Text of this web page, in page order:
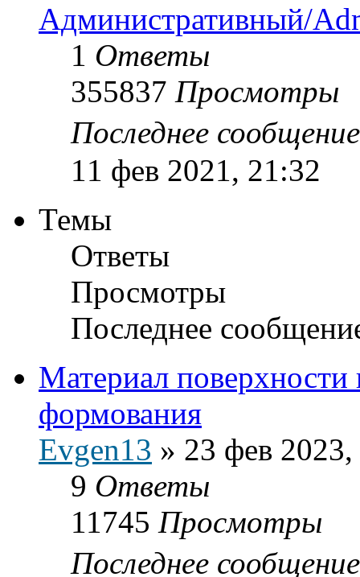
Административный/
1 Ответы
355837 Просмотры
Последнее
11 фев 2021, 21:32
Темы
Ответы
Просмотры
Последнее
Материал поверхности
формования
Evgen13 » 23 фев
9 Ответы
11745 Просмотры
Последнее